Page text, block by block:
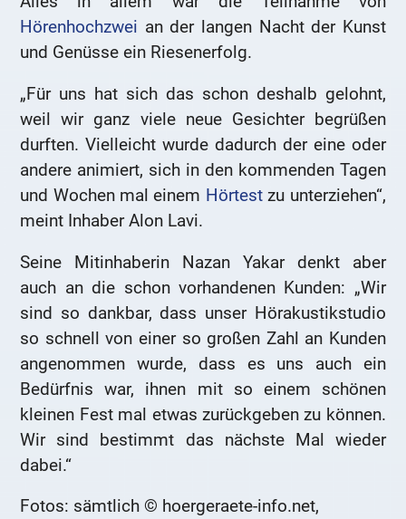
Hörenhochzwei an der langen Nacht der Kunst
und Genüsse ein Riesenerfolg.
„Für uns hat sich das schon deshalb gelohnt,
weil wir ganz viele neue Gesichter begrüßen
durften. Vielleicht wurde dadurch der eine oder
andere animiert, sich in den kommenden Tagen
und Wochen mal einem Hörtestzu unterziehen“,
meint Inhaber Alon Lavi.
Seine Mitinhaberin Nazan Yakar denkt aber
auch an die schon vorhandenen Kunden: „Wir
sind so dankbar, dass unser Hörakustikstudio
so schnell von einer so großen Zahl an Kunden
angenommen wurde, dass es uns auch ein
Bedürfnis war, ihnen mit so einem schönen
kleinen Fest mal etwas zurückgeben zu können.
Wir sind bestimmt das nächste Mal wieder
dabei.“
Fotos: sämtlich © hoergeraete-info.net,